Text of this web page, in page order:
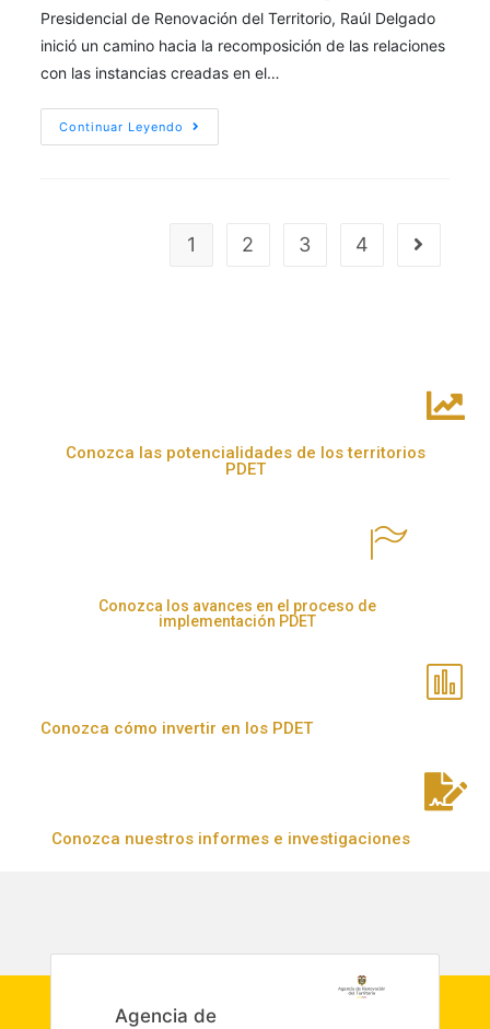
Presidencial de Renovación del Territorio, Raúl Delgado
inició un camino hacia la recomposición de las relaciones
con las instancias creadas en el…
Continuar Leyendo
1 2 3 4
Conozca las potencialidades de los territorios
PDET
Conozca los avances en el proceso de
implementación PDET
Conozca cómo invertir en los PDET
Conozca nuestros informes e investigaciones
Agencia de